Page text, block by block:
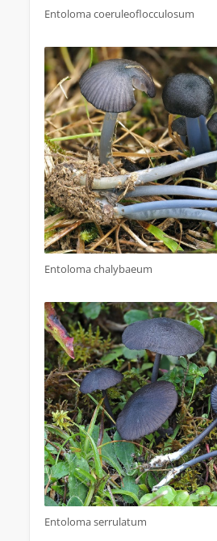
Entoloma coeruleoflocculosum
Entoloma chalybaeum
Entoloma serrulatum